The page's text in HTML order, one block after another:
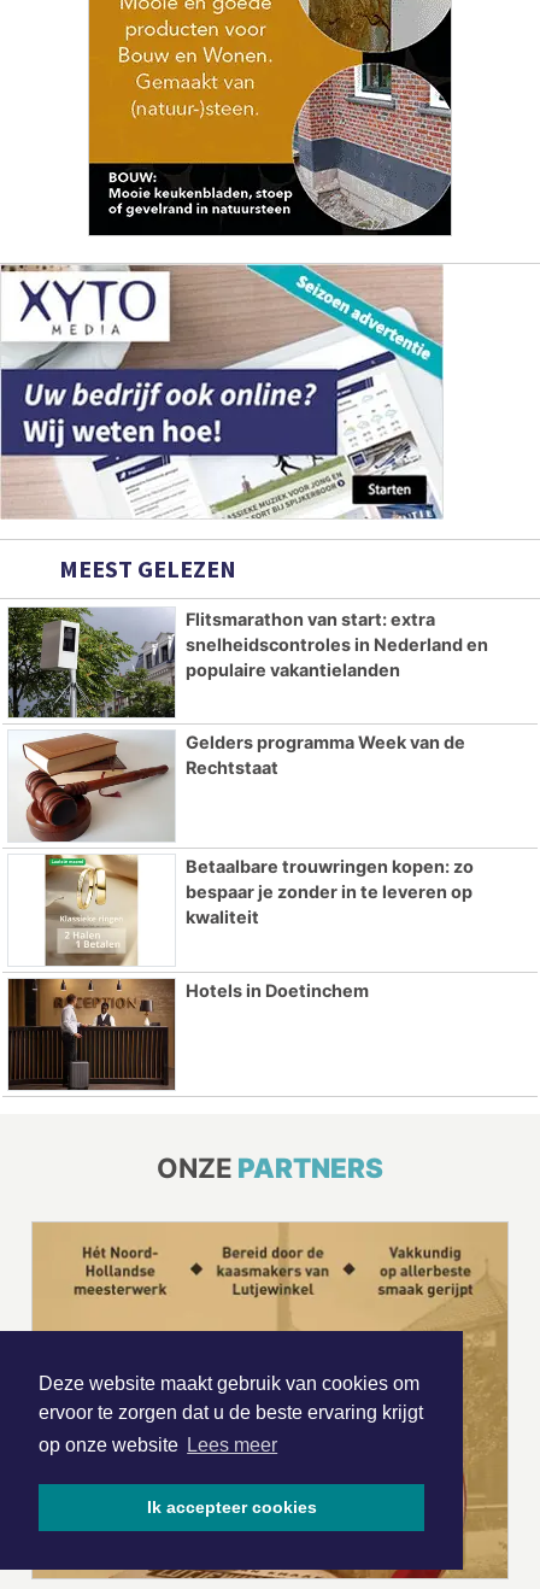
Deze website maakt gebruik van cookies om
ervoor te zorgen dat u de beste ervaring krijgt
op onze website Lees meer
Ik accepteer cookies
MEEST GELEZEN
Flitsmarathon van start: extra
snelheidscontroles in Nederland en
populaire vakantielanden
Gelders programma Week van de
Rechtstaat
Betaalbare trouwringen kopen: zo
bespaar je zonder in te leveren op
kwaliteit
Hotels in Doetinchem
ONZE PARTNERS